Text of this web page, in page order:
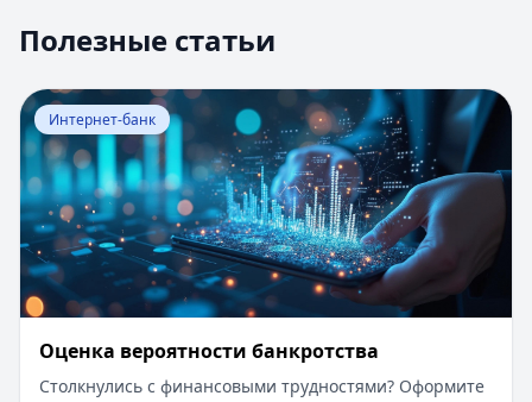
Полезные статьи
Перейти к статье:Оценка вероятности банкротства
Интернет-банк
Оценка вероятности банкротства
Столкнулись с финансовыми трудностями? Оформите